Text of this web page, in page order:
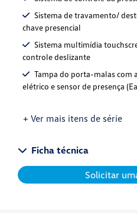
Sistema de travamento/
chave presencial
Sistema multimídia
controle deslizante
Tampa do porta-malas com
elétrico e sensor de presença
+ Ver mais itens de série
Ficha técnica
Solicitar